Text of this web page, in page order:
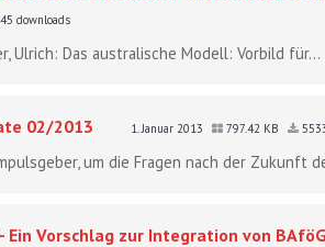
downloads
Ulrich: Das australische Modell: Vorbild für...
02/2013 1. Januar 2013 797.42 KB
um die Fragen nach der Zukunft
Ein Vorschlag zur Integration von